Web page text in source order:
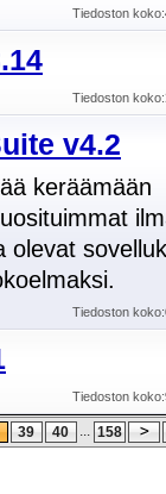
Tiedoston koko:
Tiedoston koko:
v4.2
keräämään
olevat
Tiedoston koko:
Tiedoston koko:
39 40 ... 158